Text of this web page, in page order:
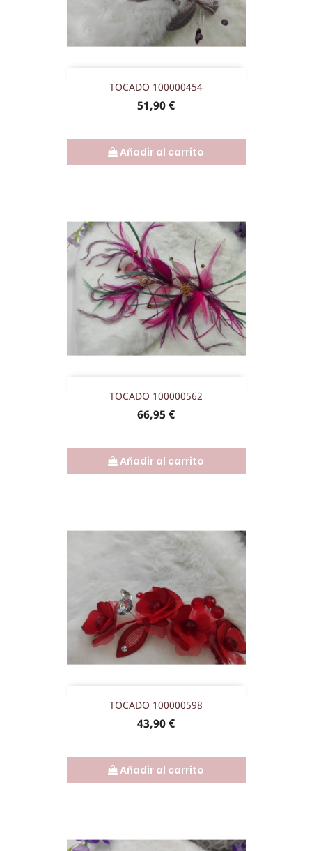
TOCADO 100000454
Precio
51,90 €
Añadir al carrito
TOCADO 100000562
Precio
66,95 €
Añadir al carrito
TOCADO 100000598
Precio
43,90 €
Añadir al carrito